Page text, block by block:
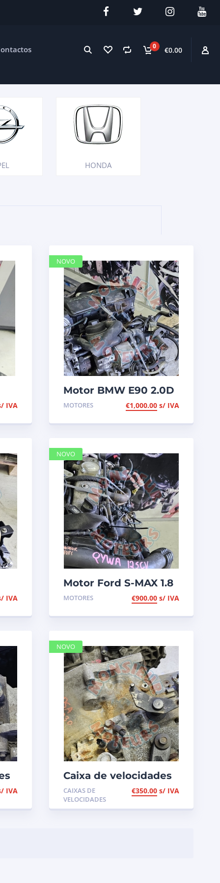
0 €0.00
HONDA
IVA
Motor BMW E90 2.0D
de 2006, de 163cv, ref
MOTORES €1,000.00 s/ IVA
NOVO
IVA
Motor Ford S-MAX 1.8
TDCI de 2010, de
125cv, ref QYWA
MOTORES €900.00 s/ IVA
NOVO
IVA
Caixa de velocidades
PSA 1.2i de 2018, ref
20A730
CAIXAS DE
VELOCIDADES
€350.00 s/ IVA
NOVO